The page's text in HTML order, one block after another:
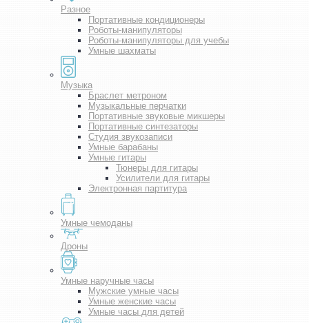
Разное
Портативные кондиционеры
Роботы-манипуляторы
Роботы-манипуляторы для учебы
Умные шахматы
Музыка
Браслет метроном
Музыкальные перчатки
Портативные звуковые микшеры
Портативные синтезаторы
Студия звукозаписи
Умные барабаны
Умные гитары
Тюнеры для гитары
Усилители для гитары
Электронная партитура
Умные чемоданы
Дроны
Умные наручные часы
Мужские умные часы
Умные женские часы
Умные часы для детей